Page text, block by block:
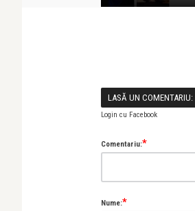
LASĂ UN COMENTARIU:
Login cu Facebook
Comentariu:*
Nume:*